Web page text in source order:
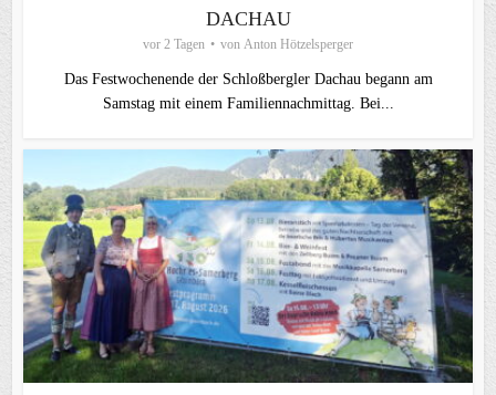
ACHAU
vor 2 Tagen von Anton Hötzelsperger
Das Festwochenende der Schloßbergler Dachau begann am
Samstag mit einem Familiennachmittag. Bei...